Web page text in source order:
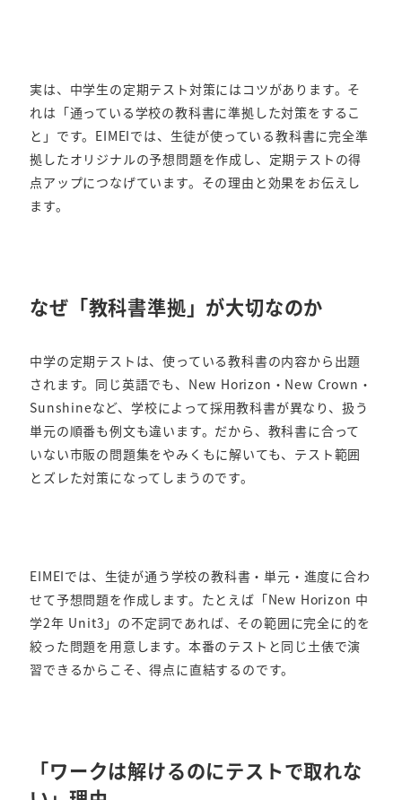
実は、中学生の定期テスト対策にはコツがあります。そ
れは「通っている学校の教科書に準拠した対策をするこ
と」です。EIMEIでは、生徒が使っている教科書に完全準
拠したオリジナルの予想問題を作成し、定期テストの得
点アップにつなげています。その理由と効果をお伝えし
ます。
なぜ「教科書準拠」が大切なのか
中学の定期テストは、使っている教科書の内容から出題
されます。同じ英語でも、New Horizon・New Crown・
Sunshineなど、学校によって採用教科書が異なり、扱う
単元の順番も例文も違います。だから、教科書に合って
いない市販の問題集をやみくもに解いても、テスト範囲
とズレた対策になってしまうのです。
EIMEIでは、生徒が通う学校の教科書・単元・進度に合わ
せて予想問題を作成します。たとえば「New Horizon 中
学2年 Unit3」の不定詞であれば、その範囲に完全に的を
絞った問題を用意します。本番のテストと同じ土俵で演
習できるからこそ、得点に直結するのです。
「ワークは解けるのにテストで取れな